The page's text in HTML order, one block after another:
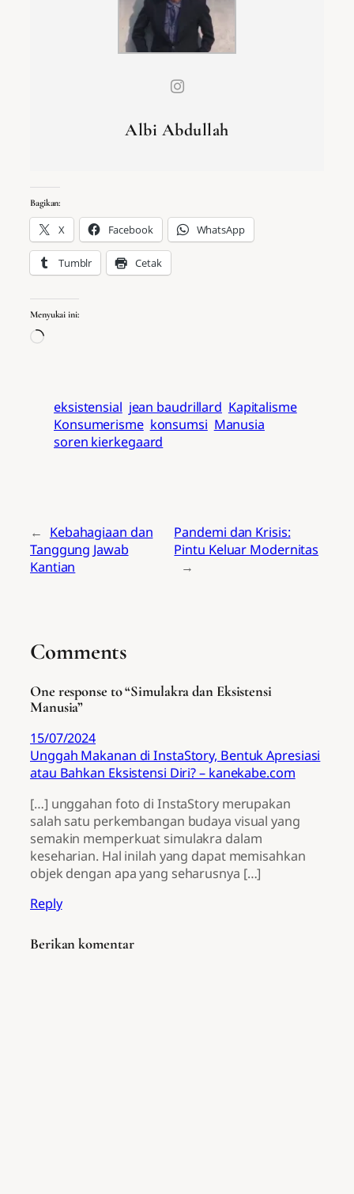
Albi Abdullah
Bagikan:
X Facebook WhatsApp
Tumblr Cetak
Menyukai ini:
Memuat…
eksistensial jean baudrillard Kapitalisme
Konsumerisme konsumsi Manusia
soren kierkegaard
← Kebahagiaan dan
Tanggung Jawab
Kantian
Pandemi dan Krisis:
Pintu Keluar Modernitas
→
Comments
One response to “Simulakra dan Eksistensi
Manusia”
15/07/2024
Unggah Makanan di InstaStory, Bentuk Apresiasi
atau Bahkan Eksistensi Diri? – kanekabe.com
[…] unggahan foto di InstaStory merupakan
salah satu perkembangan budaya visual yang
semakin memperkuat simulakra dalam
keseharian. Hal inilah yang dapat memisahkan
objek dengan apa yang seharusnya […]
Reply
Berikan komentar